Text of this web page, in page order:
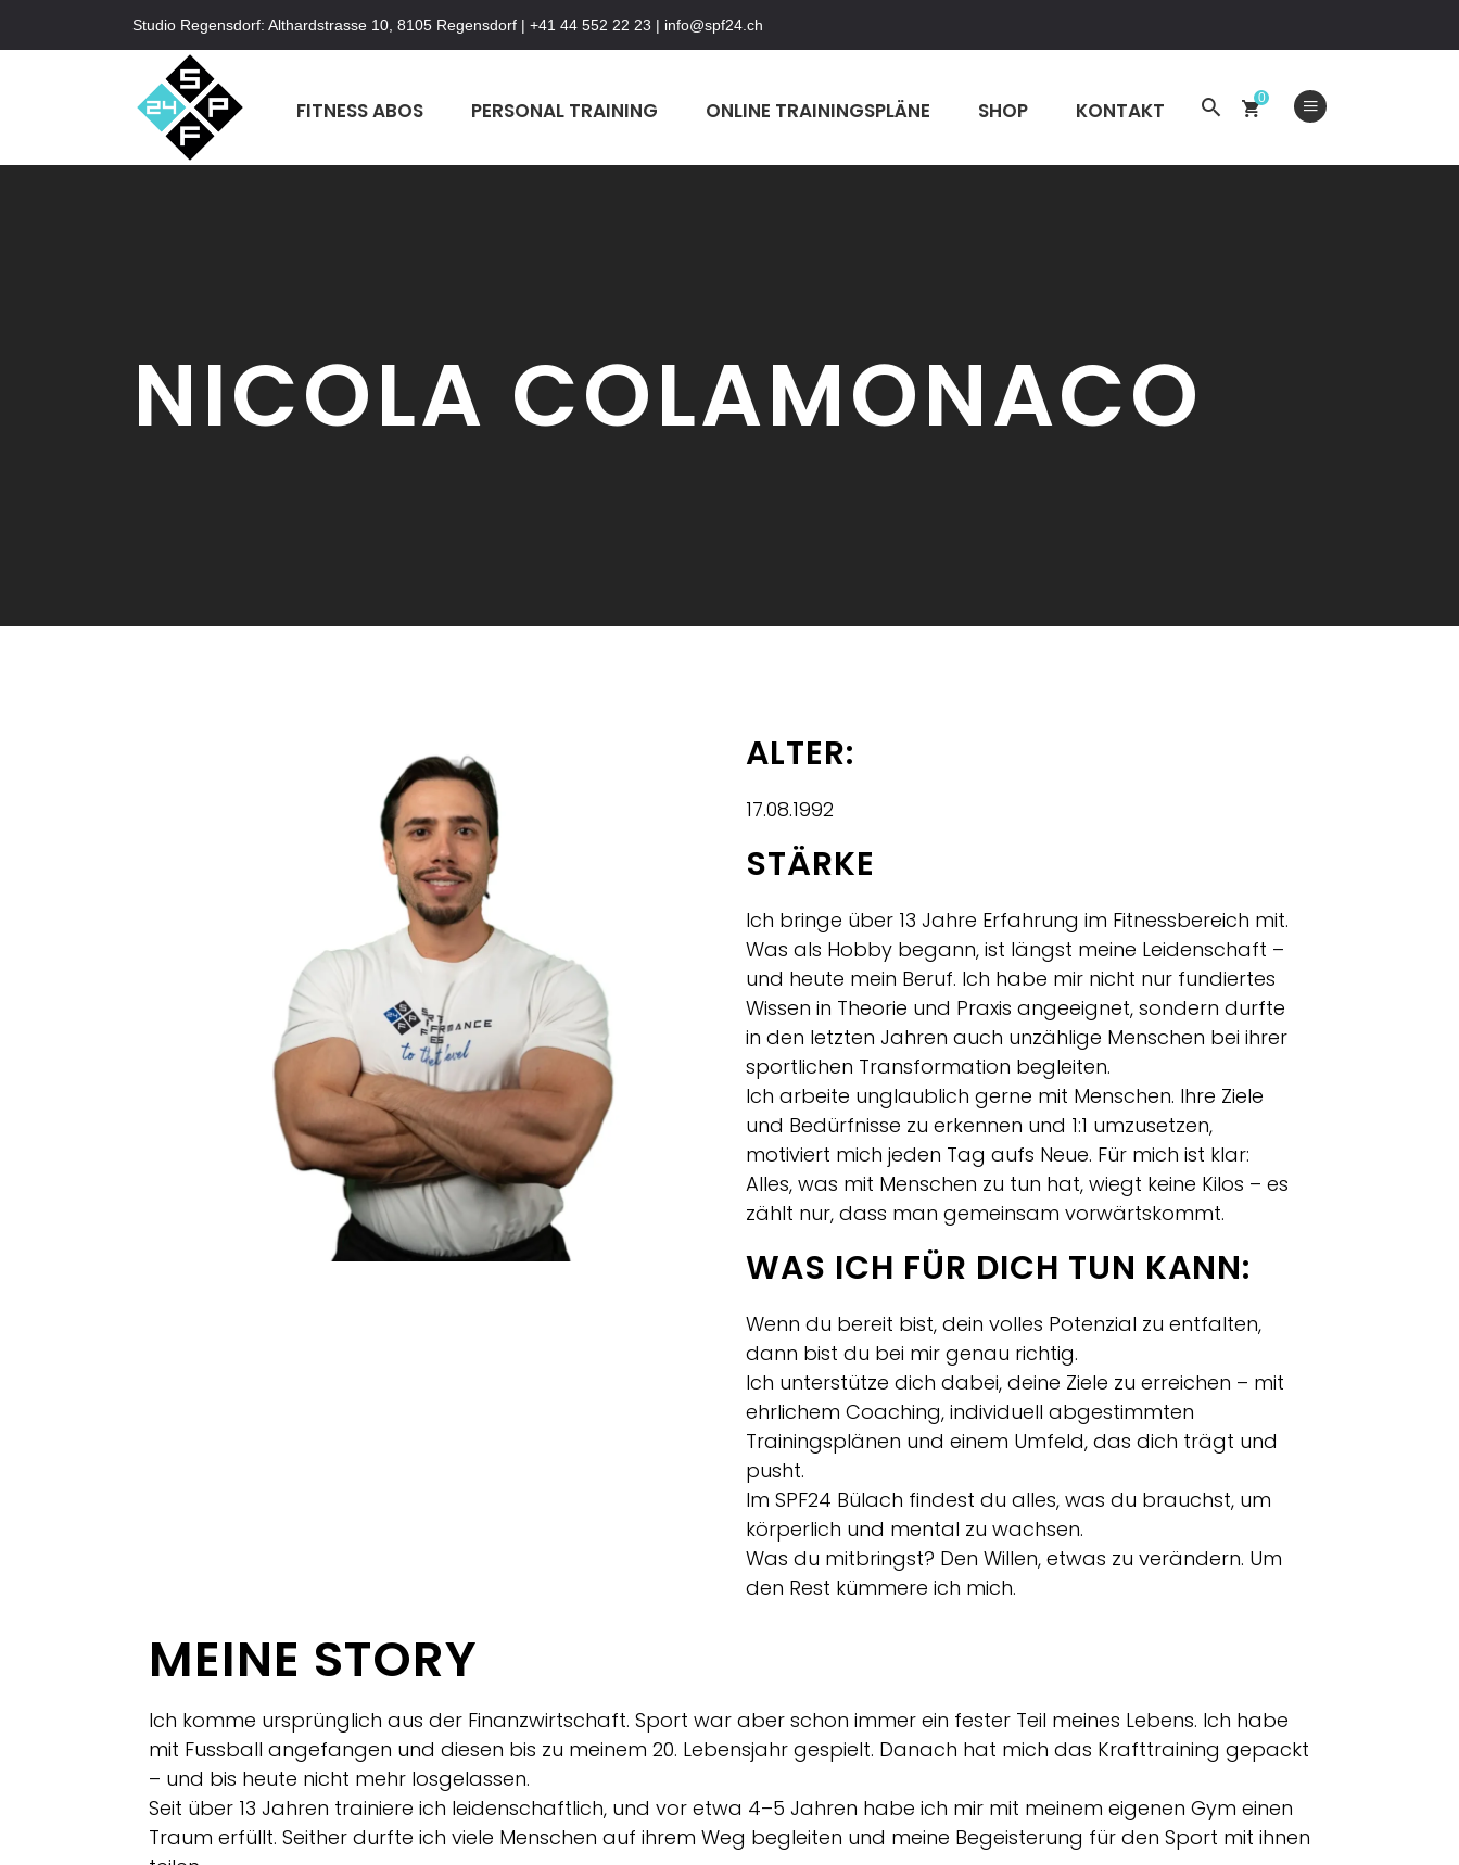
Studio Regensdorf: Althardstrasse 10, 8105 Regensdorf | +41 44 552 22 23 | info@spf24.ch
FITNESS ABOS PERSONAL TRAINING ONLINE TRAININGSPLÄNE SHOP KONTAKT 0
NICOLA COLAMONACO
ALTER:
17.08.1992
STÄRKE
Ich bringe über 13 Jahre Erfahrung im Fitnessbereich mit.
Was als Hobby begann, ist längst meine Leidenschaft –
und heute mein Beruf. Ich habe mir nicht nur fundiertes
Wissen in Theorie und Praxis angeeignet, sondern durfte
in den letzten Jahren auch unzählige Menschen bei ihrer
sportlichen Transformation begleiten.
Ich arbeite unglaublich gerne mit Menschen. Ihre Ziele
und Bedürfnisse zu erkennen und 1:1 umzusetzen,
motiviert mich jeden Tag aufs Neue. Für mich ist klar:
Alles, was mit Menschen zu tun hat, wiegt keine Kilos – es
zählt nur, dass man gemeinsam vorwärtskommt.
WAS ICH FÜR DICH TUN KANN:
Wenn du bereit bist, dein volles Potenzial zu entfalten,
dann bist du bei mir genau richtig.
Ich unterstütze dich dabei, deine Ziele zu erreichen – mit
ehrlichem Coaching, individuell abgestimmten
Trainingsplänen und einem Umfeld, das dich trägt und
pusht.
Im SPF24 Bülach findest du alles, was du brauchst, um
körperlich und mental zu wachsen.
Was du mitbringst? Den Willen, etwas zu verändern. Um
den Rest kümmere ich mich.
MEINE STORY
Ich komme ursprünglich aus der Finanzwirtschaft. Sport war aber schon immer ein fester Teil meines Lebens. Ich habe
mit Fussball angefangen und diesen bis zu meinem 20. Lebensjahr gespielt. Danach hat mich das Krafttraining gepackt
– und bis heute nicht mehr losgelassen.
Seit über 13 Jahren trainiere ich leidenschaftlich, und vor etwa 4–5 Jahren habe ich mir mit meinem eigenen Gym einen
Traum erfüllt. Seither durfte ich viele Menschen auf ihrem Weg begleiten und meine Begeisterung für den Sport mit ihnen